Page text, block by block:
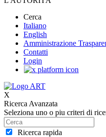
Cerca
Italiano
English
Amministrazione
Contatti
Login
X
Ricerca Avanzata
Seleziona uno o piu criteri di
Ricerca rapida